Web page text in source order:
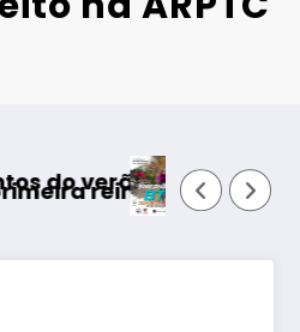
coelho-bravo em área
desafia amantes do